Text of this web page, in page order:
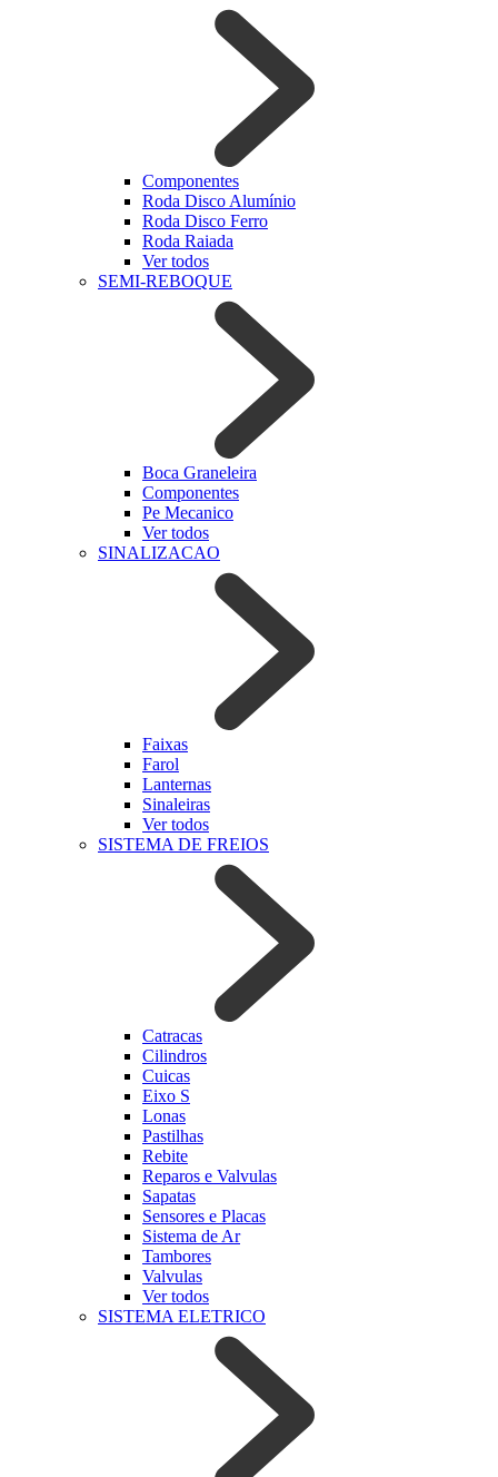
Componentes
Roda Disco Alumínio
Roda Disco Ferro
Roda Raiada
Ver todos
SEMI-REBOQUE
Boca Graneleira
Componentes
Pe Mecanico
Ver todos
SINALIZACAO
Faixas
Farol
Lanternas
Sinaleiras
Ver todos
SISTEMA DE FREIOS
Catracas
Cilindros
Cuicas
Eixo S
Lonas
Pastilhas
Rebite
Reparos e Valvulas
Sapatas
Sensores e Placas
Sistema de Ar
Tambores
Valvulas
Ver todos
SISTEMA ELETRICO